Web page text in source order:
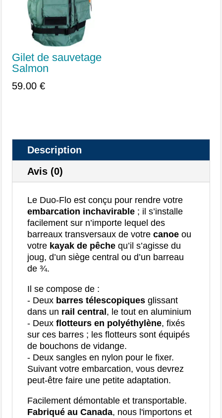
Gilet de sauvetage
Salmon
59.00€
Description
Avis (0)
Le Duo-Flo est conçu pour rendre votre
embarcation inchavirable ; il s’installe
facilement sur n’importe lequel des
barreaux transversaux de votrecanoeou
votre kayak de pêche qu’il s’agisse du
joug, d’un siège central ou d’un barreau
de ¾.
Il se compose de :
- Deux barres télescopiques glissant
dans un rail central , le tout en aluminium
- Deuxflotteurs en polyéthylène, fixés
sur ces barres ; les flotteurs sont équipés
de bouchons de vidange.
- Deux sangles en nylon pour le fixer.
Suivant votre embarcation, vous devrez
peut-être faire une petite adaptation.
Facilement démontable et transportable.
Fabriqué au Canada, nous l'importons et